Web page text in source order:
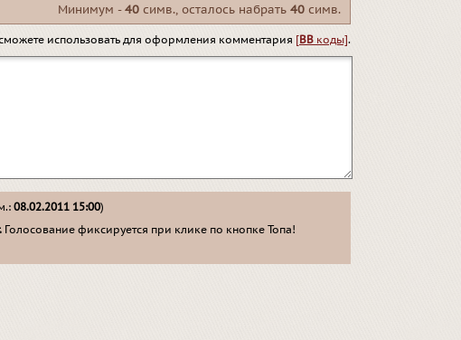
Минимум -40 симв., осталось набрать 40 симв.
использовать для оформления комментария [BB коды].
08.02.2011 15:00)
Голосование фиксируется при клике по кнопке Топа!